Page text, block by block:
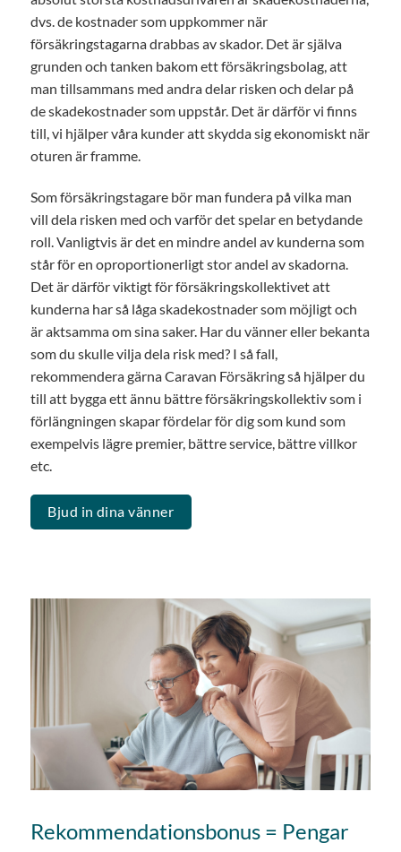
dvs. de kostnader som uppkommer när
försäkringstagarna drabbas av skador. Det är själva
grunden och tanken bakom ett försäkringsbolag, att
man tillsammans med andra delar risken och delar på
de skadekostnader som uppstår. Det är därför vi finns
till, vi hjälper våra kunder att skydda sig ekonomiskt när
oturen är framme.
Som försäkringstagare bör man fundera på vilka man
vill dela risken med och varför det spelar en betydande
roll. Vanligtvis är det en mindre andel av kunderna som
står för en oproportionerligt stor andel av skadorna.
Det är därför viktigt för försäkringskollektivet att
kunderna har så låga skadekostnader som möjligt och
är aktsamma om sina saker. Har du vänner eller bekanta
som du skulle vilja dela risk med? I så fall,
rekommendera gärna Caravan Försäkring så hjälper du
till att bygga ett ännu bättre försäkringskollektiv som i
förlängningen skapar fördelar för dig som kund som
exempelvis lägre premier, bättre service, bättre villkor
etc.
Bjud in dina vänner
Rekommendationsbonus = Pengar